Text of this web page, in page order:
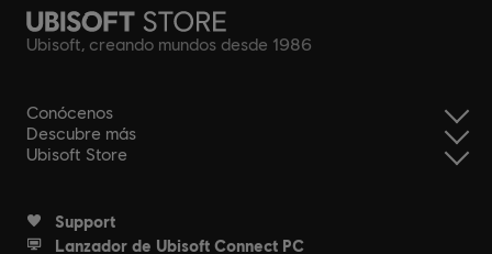
Ubisoft, creando mundos desde 1986
Conócenos
Descubre más
Ubisoft Store
Support
Lanzador de Ubisoft Connect PC